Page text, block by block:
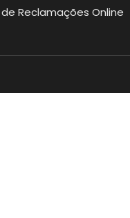
de Reclamações Online